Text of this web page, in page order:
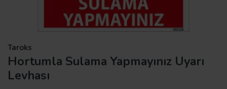
Taroks
Hortumla Sulama Yapmayınız Uyarı
Levhası